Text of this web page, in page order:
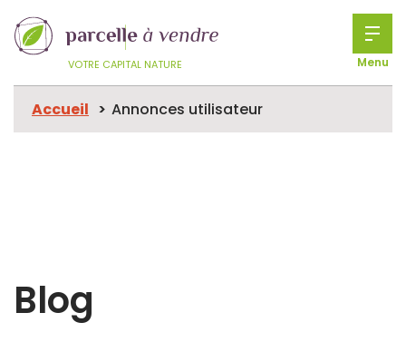
VOTRE CAPITAL NATURE Menu
Accueil Annonces utilisateur
Blog